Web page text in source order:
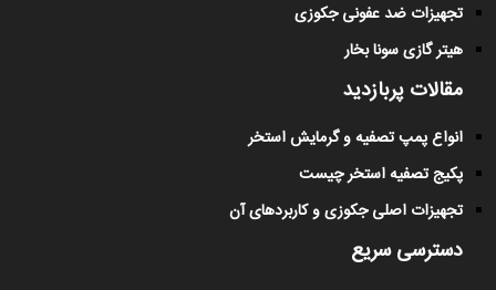
تجهیزات ضد عفونی جکوزی
هیتر گازی سونا بخار
مقالات پربازدید
انواع پمپ تصفیه و گرمایش استخر
پکیج تصفیه استخر چیست
تجهیزات اصلی جکوزی و کاربردهای آن
دسترسی سریع